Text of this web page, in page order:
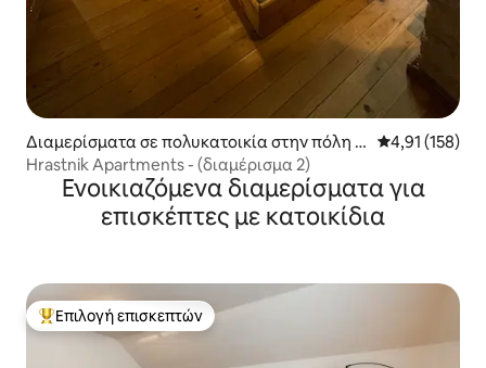
Διαμερίσματα σε πολυκατοικία στην πόλη B
ohinjska Bela
Μέση
4,91 (158)
Hrastnik Apartments - (διαμέρισμα 2)
Ενοικιαζόμενα διαμερίσματα για
επισκέπτες με κατοικίδια
Κορυφαία επιλογή επισκεπτών
Επιλογή επισκεπτών